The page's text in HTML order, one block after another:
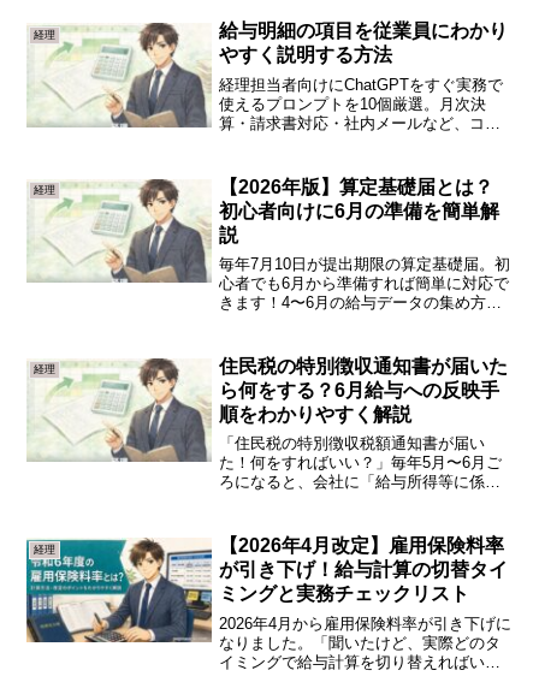
経理
給与明細の項目を従業員にわかり
やすく説明する方法
経理担当者向けにChatGPTをすぐ実務で
使えるプロンプトを10個厳選。月次決
算・請求書対応・社内メールなど、コピ
経理
【2026年版】算定基礎届とは？
初心者向けに6月の準備を簡単解
説
毎年7月10日が提出期限の算定基礎届。初
心者でも6月から準備すれば簡単に対応で
きます！4〜6月の給与データの集め方、
経理
住民税の特別徴収通知書が届いた
ら何をする？6月給与への反映手
順をわかりやすく解説
「住民税の特別徴収税額通知書が届い
た！何をすればいい？」毎年5月〜6月ご
ろになると、会社に「給与所得等に係る
届きます。受け取ったはいいけど「何を
すれば？」と戸惑う方も多...
経理
【2026年4月改定】雇用保険料率
が引き下げ！給与計算の切替タイ
ミングと実務チェックリスト
2026年4月から雇用保険料率が引き下げに
なりました。「聞いたけど、実際どのタ
イミングで給与計算を切り替えればいい